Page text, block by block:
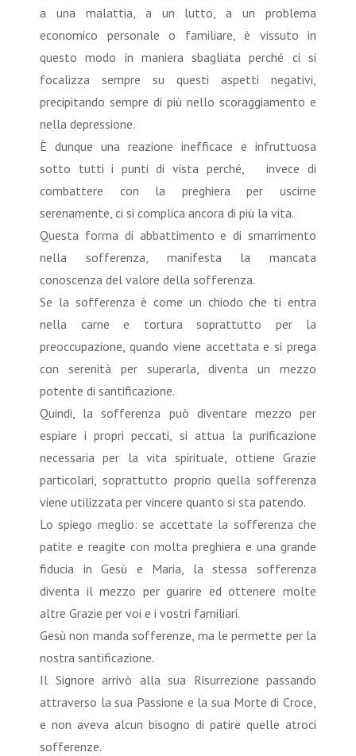
a una malattia, a un lutto, a un problema
economico personale o familiare, è vissuto in
questo modo in maniera sbagliata perché ci si
focalizza sempre su questi aspetti negativi,
precipitando sempre di più nello scoraggiamento e
nella depressione.
È dunque una reazione inefficace e infruttuosa
sotto tutti i punti di vista perché, invece di
combattere con la preghiera per uscirne
serenamente, ci si complica ancora di più la vita.
Questa forma di abbattimento e di smarrimento
nella sofferenza, manifesta la mancata
conoscenza del valore della sofferenza.
Se la sofferenza è come un chiodo che ti entra
nella carne e tortura soprattutto per la
preoccupazione, quando viene accettata e si prega
con serenità per superarla, diventa un mezzo
potente di santificazione.
Quindi, la sofferenza può diventare mezzo per
espiare i propri peccati, si attua la purificazione
necessaria per la vita spirituale, ottiene Grazie
particolari, soprattutto proprio quella sofferenza
viene utilizzata per vincere quanto si sta patendo.
Lo spiego meglio: se accettate la sofferenza che
patite e reagite con molta preghiera e una grande
fiducia in Gesù e Maria, la stessa sofferenza
diventa il mezzo per guarire ed ottenere molte
altre Grazie per voi e i vostri familiari.
Gesù non manda sofferenze, ma le permette per la
nostra santificazione.
Il Signore arrivò alla sua Risurrezione passando
attraverso la sua Passione e la sua Morte di Croce,
e non aveva alcun bisogno di patire quelle atroci
sofferenze.